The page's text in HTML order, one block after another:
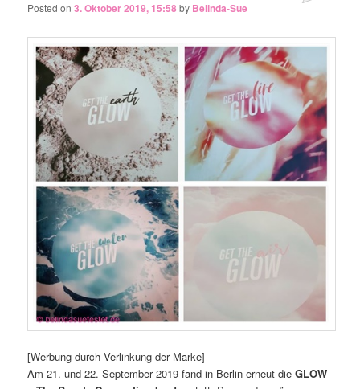
Posted on3. Oktober 2019, 15:58by Belinda-Sue
[Werbung durch Verlinkung der Marke]
Am 21. und 22. September 2019 fand in Berlin erneut dieGLOW